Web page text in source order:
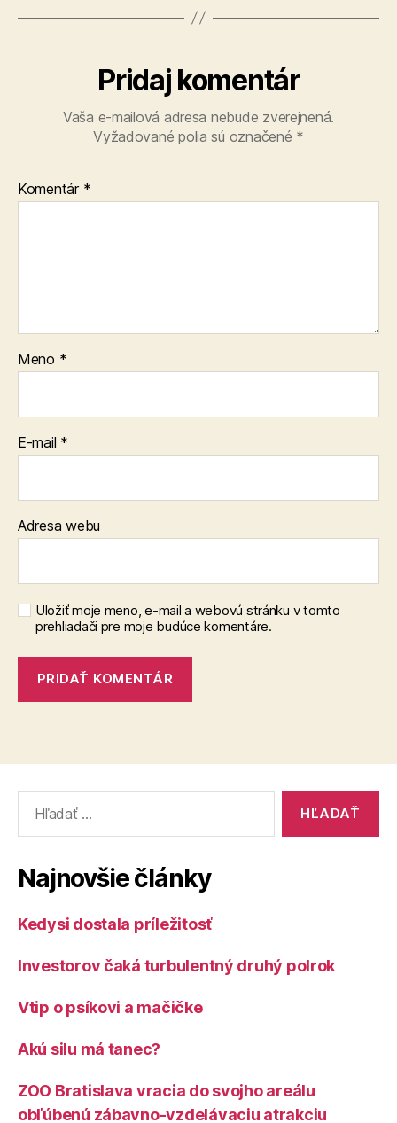
Pridaj komentár
Vaša e-mailová adresa nebude zverejnená.
Vyžadované polia sú označené *
Komentár *
Meno *
E-mail *
Adresa webu
Uložiť moje meno, e-mail a webovú stránku v tomto
prehliadači pre moje budúce komentáre.
Najnovšie články
Kedysi dostala príležitosť
Investorov čaká turbulentný druhý polrok
Vtip o psíkovi a mačičke
Akú silu má tanec?
ZOO Bratislava vracia do svojho areálu
obľúbenú zábavno-vzdelávaciu atrakciu